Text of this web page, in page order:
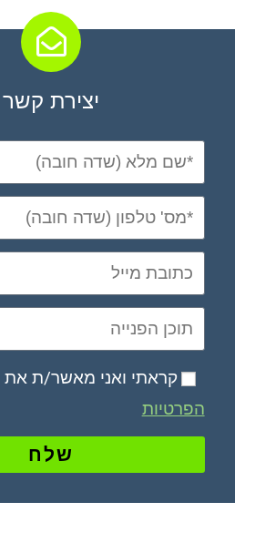
יצירת קשר
קראתי ואני מאשר/ת את
הפרטיות
שלח